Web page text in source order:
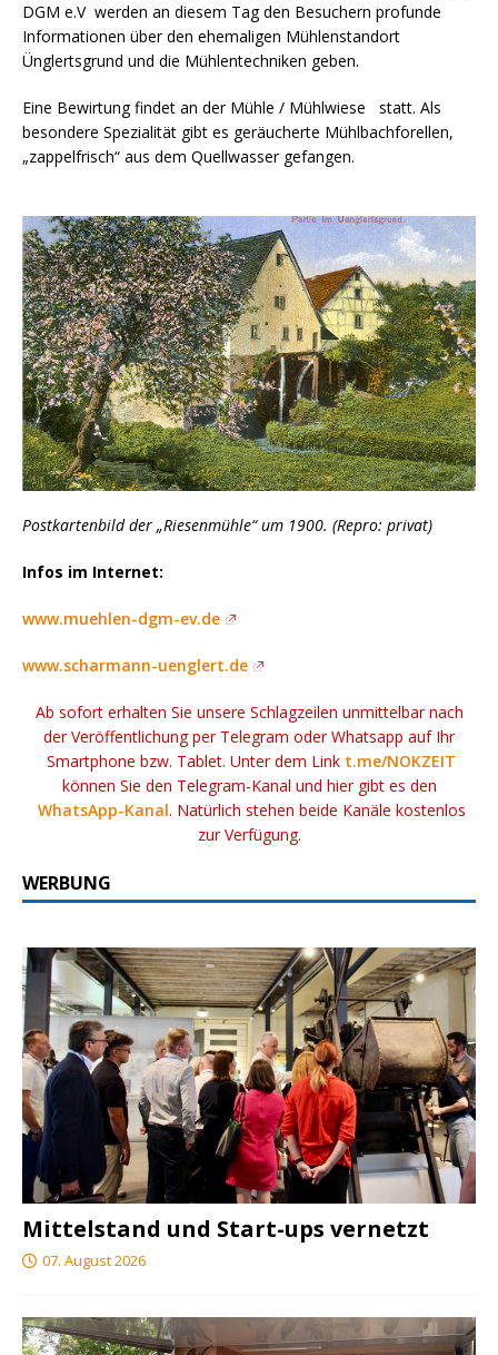
DGM e.V werden an diesem Tag den Besuchern profunde
Informationen über den ehemaligen Mühlenstandort
Ünglertsgrund und die Mühlentechniken geben.
Eine Bewirtung findet an der Mühle / Mühlwiese statt. Als
besondere Spezialität gibt es geräucherte Mühlbachforellen,
„zappelfrisch“ aus dem Quellwasser gefangen.
Postkartenbild der „Riesenmühle“ um 1900. (Repro: privat)
Infos im Internet:
www.muehlen-dgm-ev.de
www.scharmann-uenglert.de
Ab sofort erhalten Sie unsere Schlagzeilen unmittelbar nach
der Veröffentlichung per Telegram oder Whatsapp auf Ihr
Smartphone bzw. Tablet. Unter dem Link t.me/NOKZEIT
können Sie den Telegram-Kanal und hier gibt es den
WhatsApp-Kanal. Natürlich stehen beide Kanäle kostenlos
zur Verfügung.
WERBUNG
Mittelstand und Start-ups vernetzt
07. August 2026